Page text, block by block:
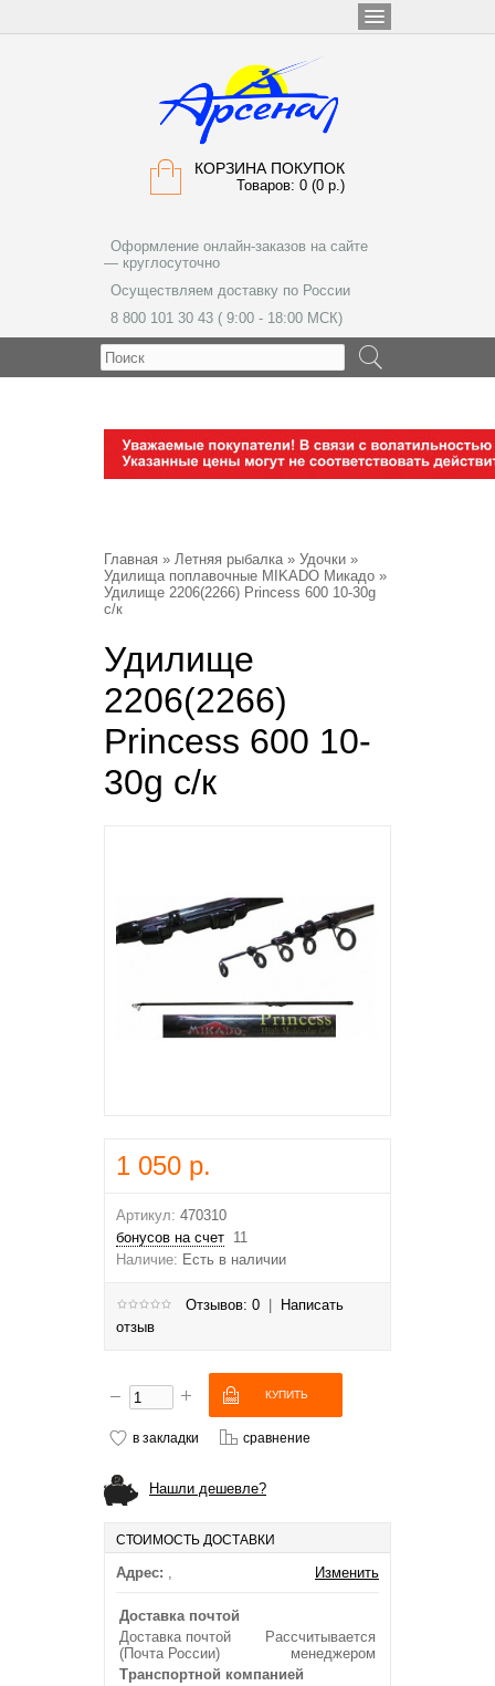
КОРЗИНА ПОКУПОК
Товаров: 0 (0 р.)
Оформление онлайн-заказов на сайте
— круглосуточно
Осуществляем доставку по России
8 800 101 30 43 ( 9:00 - 18:00 МСК)
Главная » Летняя рыбалка» Удочки »
Удилища поплавочные MIKADO Микадо »
Удилище 2206(2266) Princess 600 10-30g
с/к
Удилище
2206(2266)
Princess 600 10-
30g с/к
1 050 р.
Артикул: 470310
бонусов на счет 11
Наличие: Есть в наличии
Отзывов: 0
Написать
отзыв
в закладки сравнение
Нашли дешевле?
СТОИМОСТЬ ДОСТАВКИ
Адрес: , Изменить
Доставка почтой
Доставка почтой
(Почта России)
Рассчитывается
менеджером
Транспортной компанией